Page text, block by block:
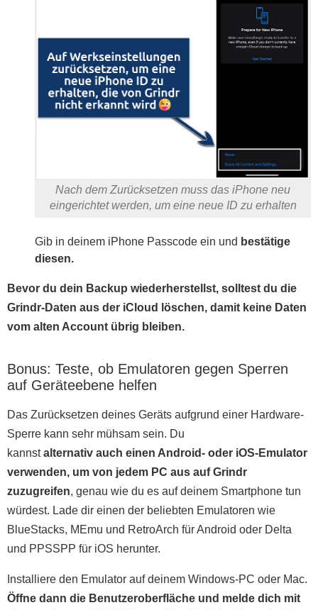
Nach dem Zurücksetzen muss das iPhone neu
eingerichtet werden, um eine neue ID zu erhalten
Gib in deinem iPhone Passcode ein und bestätige
diesen.
Bevor du dein Backup wiederherstellst, solltest du die
Grindr-Daten aus der iCloud löschen, damit keine Daten
vom alten Account übrig bleiben.
Bonus: Teste, ob Emulatoren gegen Sperren
auf Geräteebene helfen
Das Zurücksetzen deines Geräts aufgrund einer Hardware-
Sperre kann sehr mühsam sein. Du
kannstalternativ auch einen Android- oder iOS-Emulator
verwenden, um von jedem PC aus auf Grindr
zuzugreifen, genau wie du es auf deinem Smartphone tun
würdest. Lade dir einen der beliebten Emulatoren wie
BlueStacks, MEmu und RetroArch für Android oder Delta
und PPSSPP für iOS herunter.
Installiere den Emulator auf deinem Windows-PC oder Mac.
Öffne dann die Benutzeroberfläche und melde dich mit